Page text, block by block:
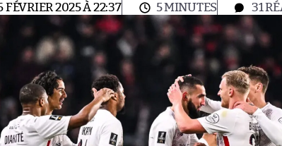
FÉVRIER 2025 À 22:37 5 MINUTES 31